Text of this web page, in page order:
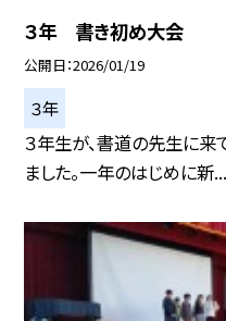
３年 書き初め大会
公開日 2026/01/19
３年
３年生が、書道の先生に来
ました。一年のはじめに新...